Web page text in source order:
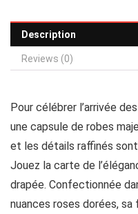
Description
Reviews (0)
Pour célébrer l’arrivée
une capsule de robes
et les détails raffinés sont
Jouez la carte de
drapée. Confectionnée
nuances roses dorées, sa